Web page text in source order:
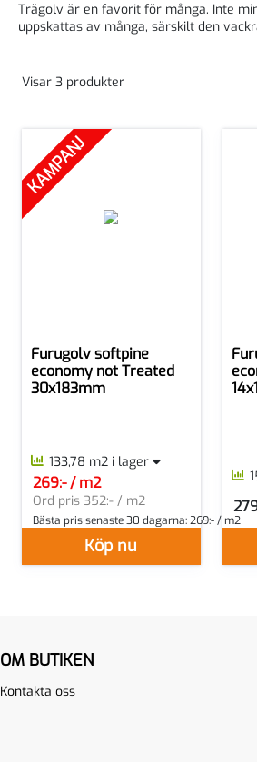
Trägolv är en favorit för många. Inte
uppskattas av många, särskilt den
Visar 3 produkter
KAMPANJ
Furugolv softpine
economy not Treated
30x183mm
133,78 m2 i lager
Köp nu
269:- / m2
SEK per M2
Ord pris 352:- / m2
Bästa pris senaste 30 dagarna:269:- / m2
OM BUTIKEN
Kontakta oss